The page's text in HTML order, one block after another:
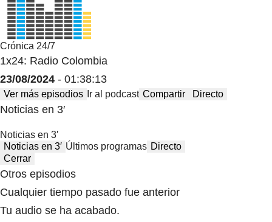
Crónica 24/7
1x24: Radio Colombia
23/08/2024 - 01:38:13
Ver más episodios Ir al podcast Compartir Directo
Noticias en 3′
Noticias en 3′
Noticias en 3′ Últimos programas Directo
Cerrar
Otros episodios
Cualquier tiempo pasado fue anterior
Tu audio se ha acabado.